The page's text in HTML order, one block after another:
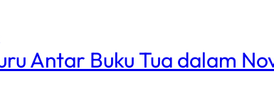
Antar Buku Tua dalam